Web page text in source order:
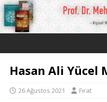
Hasan Ali Yücel
26 Ağustos 2021 Fırat